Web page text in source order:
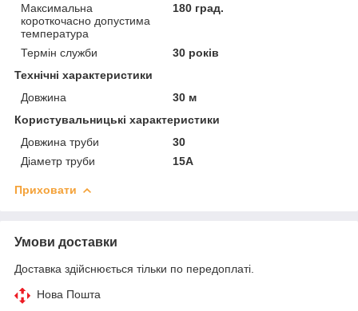
Максимальна
короткочасно допустима
температура
180 град.
Термін служби
30 років
Технічні характеристики
Довжина
30 м
Користувальницькі характеристики
Довжина труби
30
Діаметр труби
15A
Приховати
Умови доставки
Доставка здійснюється тільки по передоплаті.
Нова Пошта